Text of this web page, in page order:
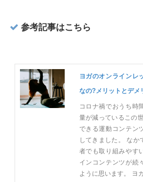
参考記事はこちら
ヨガのオンラインレ
なの?メリットとデメ
コロナ禍でおうち時
量が減っているこの
できる運動コンテン
してきました。 なか
者でも取り組みやす
インコンテンツが続
ように思います。 ヨ